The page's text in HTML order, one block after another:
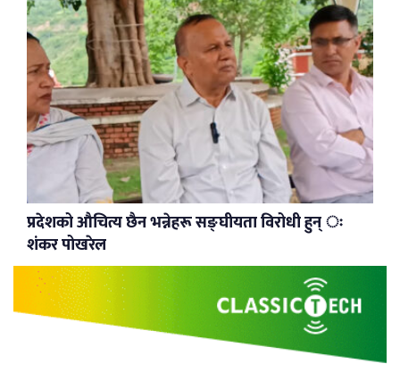
प्रदेशको औचित्य छैन भन्नेहरू सङ्घीयता विरोधी हुन् ः
शंकर पोखरेल